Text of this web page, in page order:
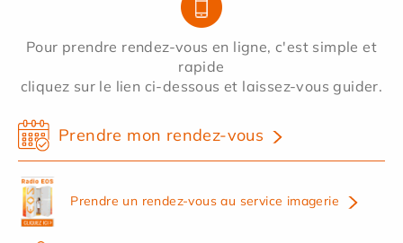
Pour prendre rendez-vous en ligne, c'est simple et
rapide
cliquez sur le lien ci-dessous et laissez-vous guider.
Prendre mon rendez-vous
Prendre un rendez-vous au service imagerie